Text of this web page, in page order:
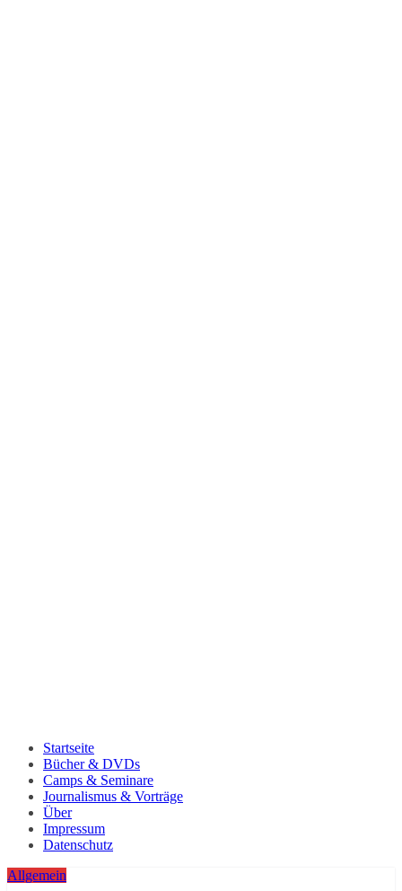
Startseite
Bücher & DVDs
Camps & Seminare
Journalismus & Vorträge
Über
Impressum
Datenschutz
Allgemein